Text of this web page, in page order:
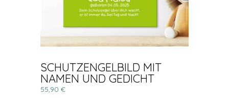
SCHUTZENGELBILD MIT
NAMEN UND GEDICHT
55,90 €